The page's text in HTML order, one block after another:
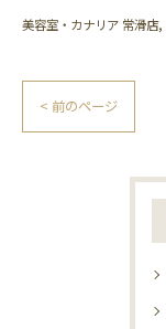
美容室・カナリア 常滑店
< 前のページ